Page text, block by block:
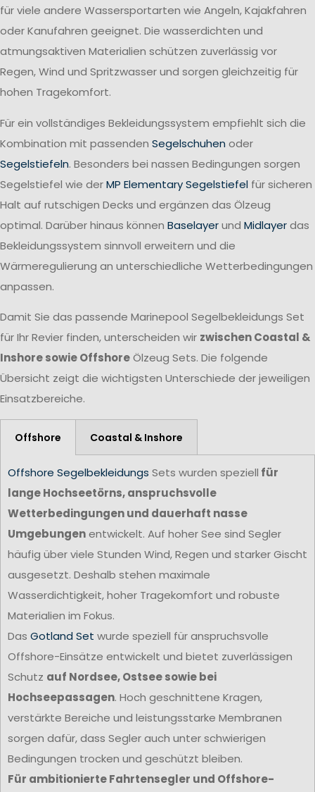
für viele andere Wassersportarten wie Angeln, Kajakfahren
oder Kanufahren geeignet. Die wasserdichten und
atmungsaktiven Materialien schützen zuverlässig vor
Regen, Wind und Spritzwasser und sorgen gleichzeitig für
hohen Tragekomfort.
Für ein vollständiges Bekleidungssystem empfiehlt sich die
Kombination mit passenden Segelschuhen oder
Segelstiefeln. Besonders bei nassen Bedingungen sorgen
Segelstiefel wie derMP Elementary Segelstiefel für sicheren
Halt auf rutschigen Decks und ergänzen das Ölzeug
optimal. Darüber hinaus können Baselayerund Midlayerdas
Bekleidungssystem sinnvoll erweitern und die
Wärmeregulierung an unterschiedliche Wetterbedingungen
anpassen.
Damit Sie das passende Marinepool Segelbekleidungs Set
für Ihr Revier finden, unterscheiden wir zwischen Coastal &
Inshore sowie OffshoreÖlzeug Sets. Die folgende
Übersicht zeigt die wichtigsten Unterschiede der jeweiligen
Einsatzbereiche.
Offshore Coastal & Inshore
Offshore Segelbekleidungs Sets wurden speziell für
lange Hochseetörns, anspruchsvolle
Wetterbedingungen und dauerhaft nasse
Umgebungenentwickelt. Auf hoher See sind Segler
häufig über viele Stunden Wind, Regen und starker Gischt
ausgesetzt. Deshalb stehen maximale
Wasserdichtigkeit, hoher Tragekomfort und robuste
Materialien im Fokus.
Das Gotland Set wurde speziell für anspruchsvolle
Offshore-Einsätze entwickelt und bietet zuverlässigen
Schutz auf Nordsee, Ostsee sowie bei
Hochseepassagen. Hoch geschnittene Kragen,
verstärkte Bereiche und leistungsstarke Membranen
sorgen dafür, dass Segler auch unter schwierigen
Bedingungen trocken und geschützt bleiben.
Für ambitionierte Fahrtensegler und Offshore-